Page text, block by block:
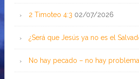
2 Timoteo 4:3 02/07/2026
¿Será que Jesús ya no es el
No hay pecado – no hay problema